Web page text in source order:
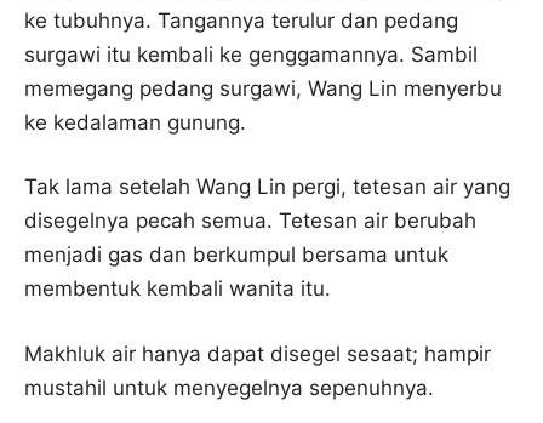
ke tubuhnya. Tangannya terulur dan pedang
surgawi itu kembali ke genggamannya. Sambil
memegang pedang surgawi, Wang Lin menyerbu
ke kedalaman gunung.
Tak lama setelah Wang Lin pergi, tetesan air yang
disegelnya pecah semua. Tetesan air berubah
menjadi gas dan berkumpul bersama untuk
membentuk kembali wanita itu.
Makhluk air hanya dapat disegel sesaat; hampir
mustahil untuk menyegelnya sepenuhnya.